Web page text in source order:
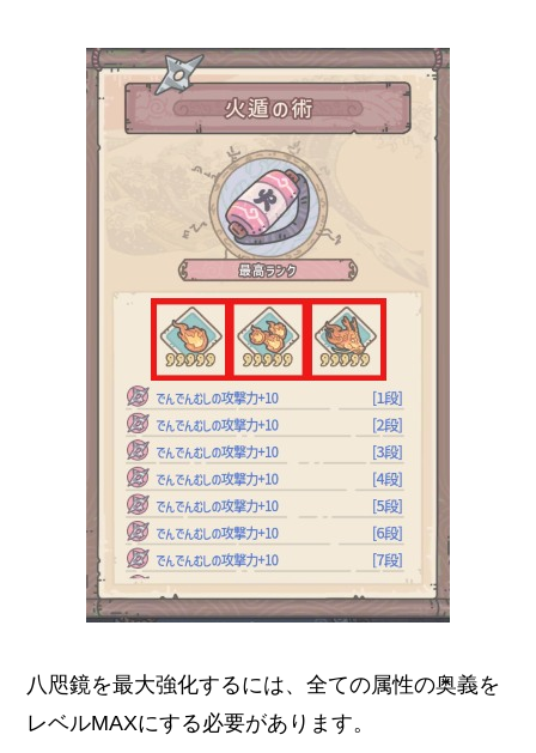
八咫鏡を最大強化するには、全ての属性の奥義を
レベルMAXにする必要があります。